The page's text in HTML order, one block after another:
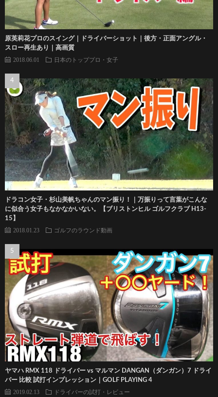
原英莉花プロのスイング｜ドライバーショット｜後方・正面アングル・
スロー再生あり｜高画質
2018.06.01 日本のトッププロ・女子
ドラコン女子・杉山美帆ちゃんのマン振り！｜万振りって言葉がこんな
に似合う女子もなかなかいない。【ブリストンヒル ゴルフクラブ H13-
15】
2018.01.23 ゴルフのラウンド動画
ヤマハ RMX 118 ドライバー vs マルマン DANGAN（ダンガン）7 ドライ
バー 比較 試打インプレッション｜GOLF PLAYING 4
2019.02.13 ドライバーの試打・レビュー